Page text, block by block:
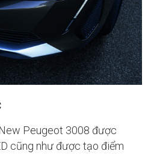
Peugeot 3008 được
cũng như được tạo điểm